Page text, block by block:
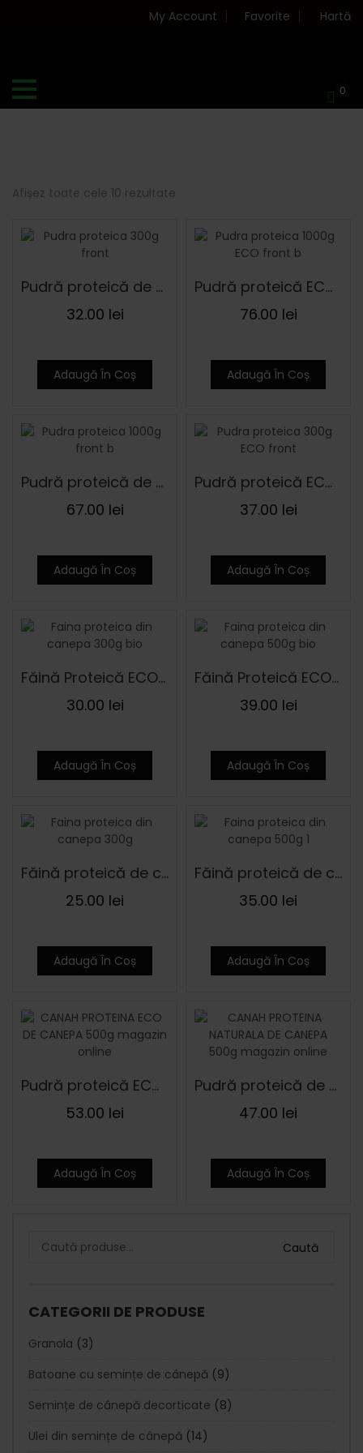
My Account Favorite Hartă
0
Caută
CATEGORII DE PRODUSE
Granola (3)
Batoane cu semințe de cânepă (9)
Semințe de cânepă decorticate (8)
Ulei din semințe de cânepă (14)
Afișez toate cele 10 rezultate
după
mai
Pudră proteică de cânepă 300 g
32.00 lei
Adaugă În Coș
Pudră proteică ECO de cânepă 1000 g
76.00 lei
Adaugă În Coș
Pudră proteică de cânepă 1000 g
67.00 lei
Adaugă În Coș
Pudră proteică ECO de cânepă 300 g
37.00 lei
Adaugă În Coș
Făină Proteică ECO de cânepă 300 g
30.00 lei
Adaugă În Coș
Făină Proteică ECO de cânepă 500 g
39.00 lei
Adaugă În Coș
Făină proteică de cânepă 300 g
25.00 lei
Adaugă În Coș
Făină proteică de cânepă 500 g
35.00 lei
Adaugă În Coș
Pudră proteică ECO de cânepă 500 g
53.00 lei
Adaugă În Coș
Pudră proteică de cânepă 500 g
47.00 lei
Adaugă În Coș